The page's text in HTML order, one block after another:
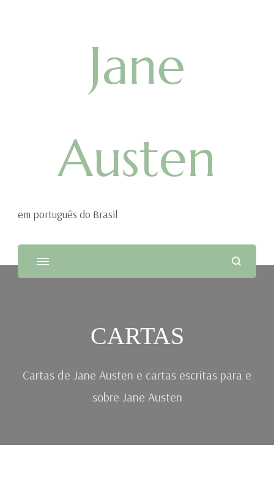
Jane
Austen
em português do Brasil
CARTAS
Cartas de Jane Austen e cartas escritas para e
sobre Jane Austen